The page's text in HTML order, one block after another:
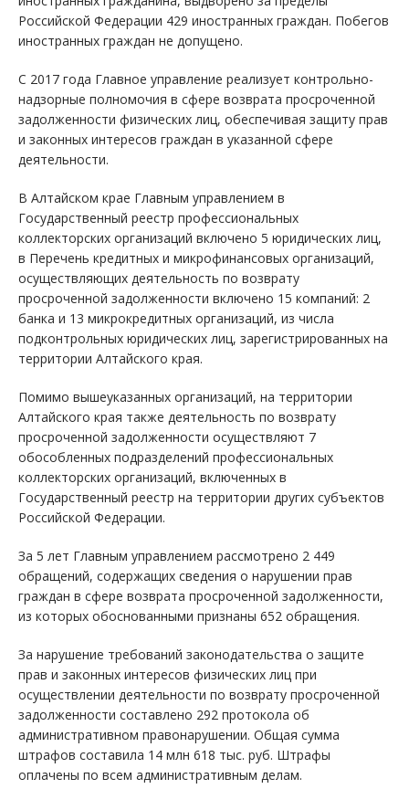
Российской Федерации 429 иностранных граждан. Побегов
иностранных граждан не допущено.
С 2017 года Главное управление реализует контрольно-
надзорные полномочия в сфере возврата просроченной
задолженности физических лиц, обеспечивая защиту прав
и законных интересов граждан в указанной сфере
деятельности.
В Алтайском крае Главным управлением в
Государственный реестр профессиональных
коллекторских организаций включено 5 юридических лиц,
в Перечень кредитных и микрофинансовых организаций,
осуществляющих деятельность по возврату
просроченной задолженности включено 15 компаний: 2
банка и 13 микрокредитных организаций, из числа
подконтрольных юридических лиц, зарегистрированных на
территории Алтайского края.
Помимо вышеуказанных организаций, на территории
Алтайского края также деятельность по возврату
просроченной задолженности осуществляют 7
обособленных подразделений профессиональных
коллекторских организаций, включенных в
Государственный реестр на территории других субъектов
Российской Федерации.
За 5 лет Главным управлением рассмотрено 2 449
обращений, содержащих сведения о нарушении прав
граждан в сфере возврата просроченной задолженности,
из которых обоснованными признаны 652 обращения.
За нарушение требований законодательства о защите
прав и законных интересов физических лиц при
осуществлении деятельности по возврату просроченной
задолженности составлено 292 протокола об
административном правонарушении. Общая сумма
штрафов составила 14 млн 618 тыс. руб. Штрафы
оплачены по всем административным делам.